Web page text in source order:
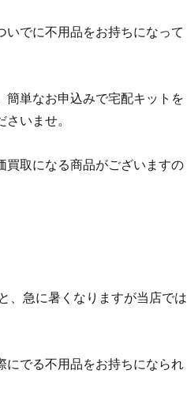
いでに不用品をお持ちになって
単なお申込みで宅配キットを
いませ。
買取になる商品がございますの
、急に暑くなりますが当店では
にでる不用品をお持ちになられ